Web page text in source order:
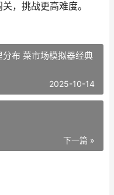
，挑战更高难度。
布 菜市场模拟器经典
2025-10-14
下一篇 »